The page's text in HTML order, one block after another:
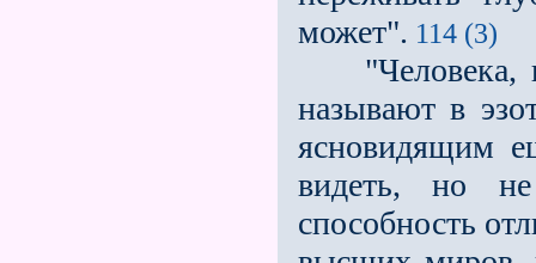
может". 114 (3)
"Человека,
называют в
ясновидящим
видеть, но
способность